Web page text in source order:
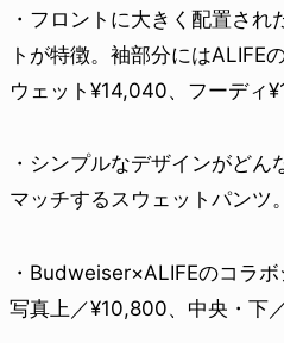
・フロントに大きく配置さ
トが特徴。袖部分にはALIFE
ウェット¥14,040、フーディ
・シンプルなデザインがどん
マッチするスウェットパンツ
・Budweiser×ALIFEのコラボ
写真上／¥10,800、中央・下